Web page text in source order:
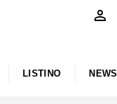
person
LISTINO NEWS